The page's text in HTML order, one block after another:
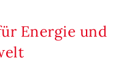
Energie und